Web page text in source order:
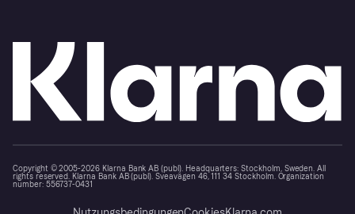
Copyright © 2005-2026 Klarna Bank AB (publ). Headquarters: Stockholm, Sweden. All
rights reserved. Klarna Bank AB (publ). Sveavägen 46, 111 34 Stockholm. Organization
number: 556737-0431